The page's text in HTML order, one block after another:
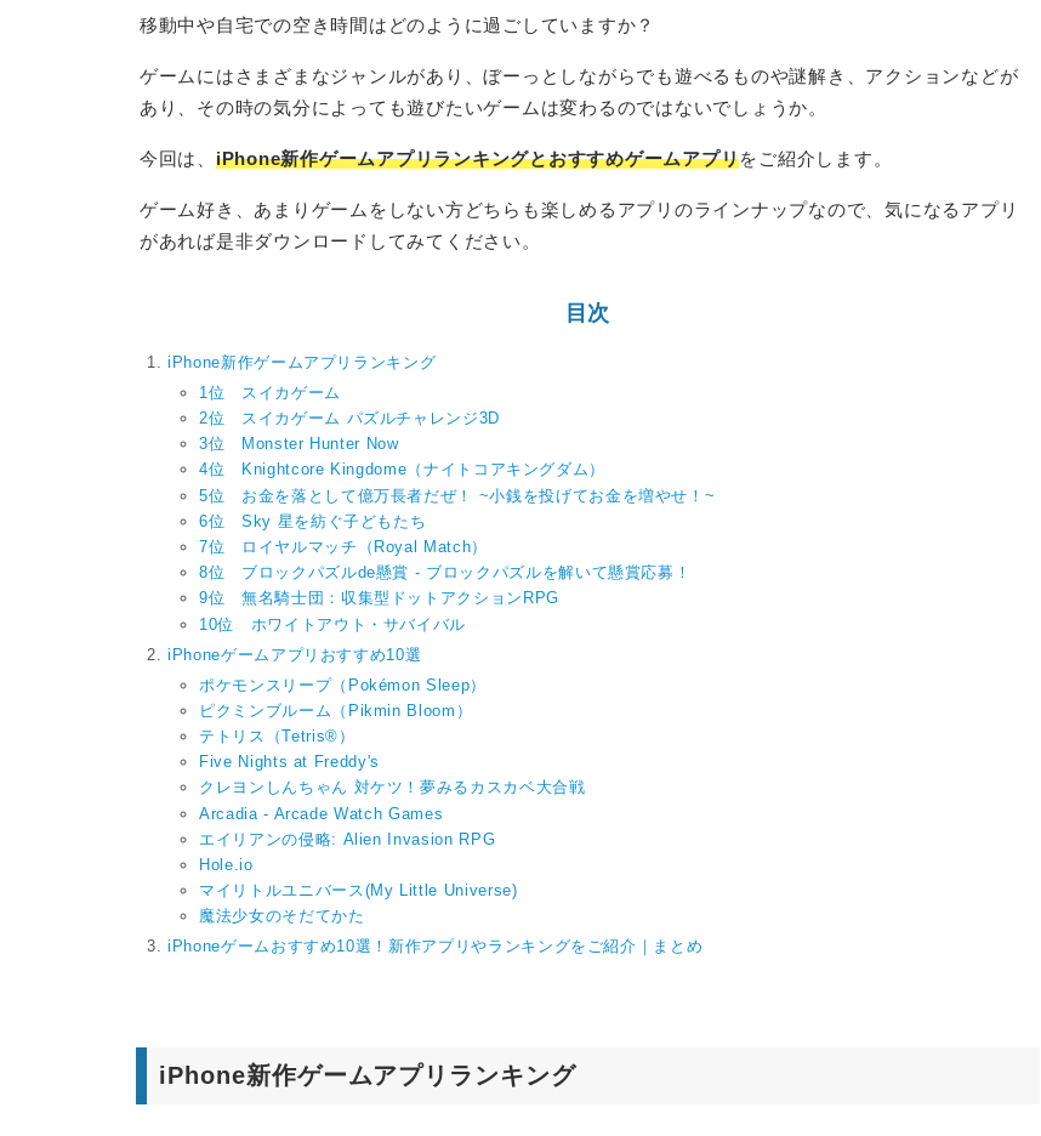
移動中や自宅での空き時間はどのように過ごしていますか？
ゲームにはさまざまなジャンルがあり、ぼーっとしながらでも遊べるものや謎解き、アクションなどが
あり、その時の気分によっても遊びたいゲームは変わるのではないでしょうか。
今回は、 iPhone新作ゲームアプリランキングとおすすめゲームアプリをご紹介します。
ゲーム好き、あまりゲームをしない方どちらも楽しめるアプリのラインナップなので、気になるアプリ
があれば是非ダウンロードしてみてください。
目次
iPhone新作ゲームアプリランキング
1位 スイカゲーム
2位 スイカゲーム パズルチャレンジ3D
3位 Monster Hunter Now
4位 Knightcore Kingdome（ナイトコアキングダム）
5位 お金を落として億万長者だぜ！ ~小銭を投げてお金を増やせ！~
6位 Sky 星を紡ぐ子どもたち
7位 ロイヤルマッチ（Royal Match）
8位 ブロックパズルde懸賞 - ブロックパズルを解いて懸賞応募！
9位 無名騎士団：収集型ドットアクションRPG
10位 ホワイトアウト・サバイバル
iPhoneゲームアプリおすすめ10選
ポケモンスリープ（Pokémon Sleep）
ピクミンブルーム（Pikmin Bloom）
テトリス（Tetris®）
Five Nights at Freddy's
クレヨンしんちゃん 対ケツ！夢みるカスカベ⼤合戦
Arcadia - Arcade Watch Games
エイリアンの侵略: Alien Invasion RPG
Hole.io
マイリトルユニバース(My Little Universe)
魔法少女のそだてかた
iPhoneゲームおすすめ10選！新作アプリやランキングをご紹介｜まとめ
iPhone新作ゲームアプリランキング